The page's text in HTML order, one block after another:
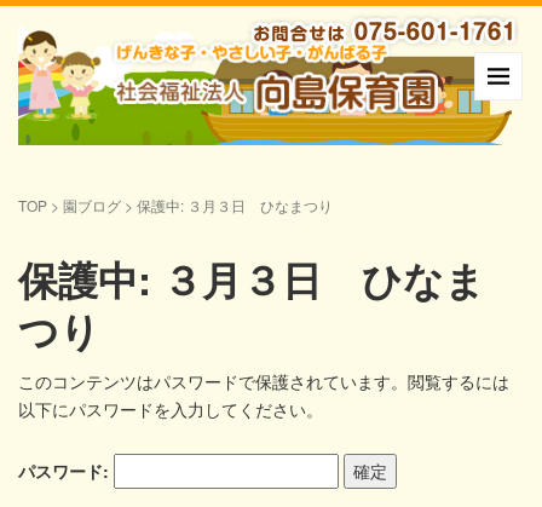
TOP > 園ブログ > 保護中: ３月３日 ひなまつり
保護中: ３月３日 ひなま
つり
このコンテンツはパスワードで保護されています。閲覧するには
以下にパスワードを入力してください。
パスワード: